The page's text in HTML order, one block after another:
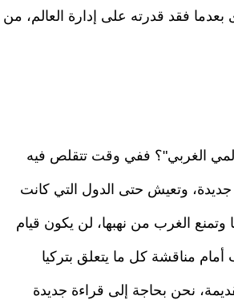
بعدما فقد قدرته على إدارة العالم، من
الغربي"؟ ففي وقت تتقلص فيه
وتعيش حتى الدول التي كانت
الغرب من نهبها، لن يكون قيام
أمام مناقشة كل ما يتعلق بتركيا
نحن بحاجة إلى قراءة جديدة